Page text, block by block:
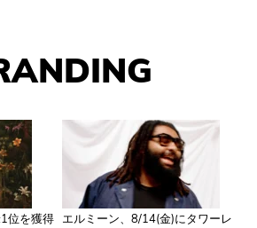
位を獲得
エルミーン、8/14(金)にタワーレ